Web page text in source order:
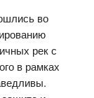
во
рек с
в рамках